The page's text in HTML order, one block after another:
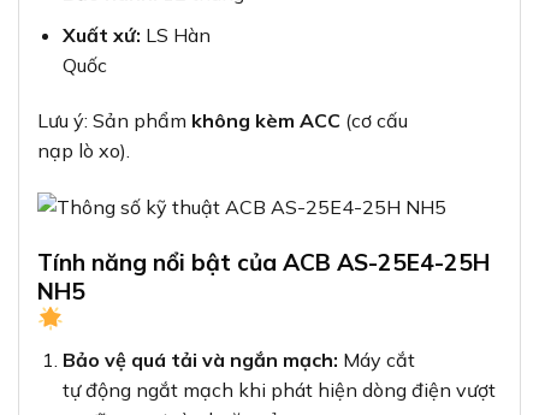
Xuất xứ: LS Hàn
Quốc
Lưu ý: Sản phẩm không kèm ACC (cơ cấu
nạp lò xo).
Tính năng nổi bật của ACB AS-25E4-25H
NH5
Bảo vệ quá tải và ngắn mạch: Máy cắt
tự động ngắt mạch khi phát hiện dòng điện vượt